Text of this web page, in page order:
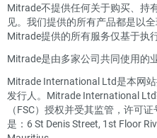
Mitrade不提供任何关于购买、持
见。我们提供的所有产品都是以
Mitrade提供的所有服务仅基于执
Mitrade是由多家公司共同使用的
Mitrade International Ltd是本网
发行人。Mitrade International
（FSC）授权并受其监管，许可
是：6 St Denis Street, 1st Floor